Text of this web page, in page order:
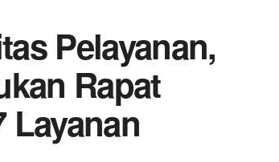
Pelayanan,
Rapat
Layanan